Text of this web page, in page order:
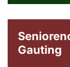
Gauting